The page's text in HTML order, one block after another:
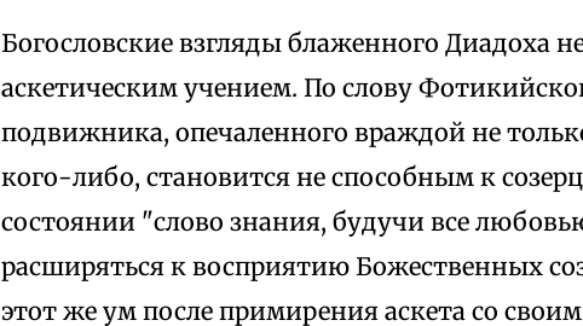
Богословские взгляды блаженного Диадоха
аскетическим учением. По слову
подвижника, опечаленного враждой не
кого-либо, становится не способным к
состоянии "слово знания, будучи все
расширяться к восприятию Божественных
этот же ум после примирения аскета со